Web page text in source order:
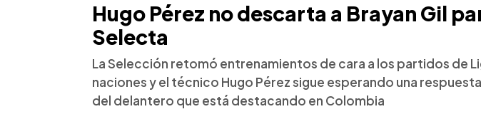
Hugo Pérez no descarta a Brayan Gil
Selecta
La Selección retomó entrenamientos de cara a los partidos de
naciones y el técnico Hugo Pérez sigue esperando una
del delantero que está destacando en Colombia